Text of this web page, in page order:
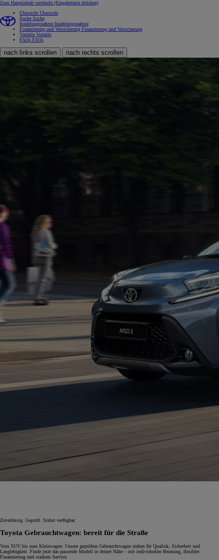
Zum Hauptinhalt wechseln (Eingabetaste drücken)
Übersicht Übersicht
Suche Suche
Inzahlungsnahme Inzahlungsnahme
Finanzierung und Versicherung Finanzierung und Versicherung
Vorteile Vorteile
FAQs FAQs
nach links scrollen nach rechts scrollen
Zuverlässig. Geprüft. Sofort verfügbar.
Toyota Gebrauchtwagen: bereit für die Straße
Vom SUV bis zum Kleinwagen: Unsere geprüften Gebrauchtwagen stehen für Qualität, Sicherheit und
Langlebigkeit. Finde jetzt das passende Modell in deiner Nähe – mit individueller Beratung, flexibler
Finanzierung und starkem Service.